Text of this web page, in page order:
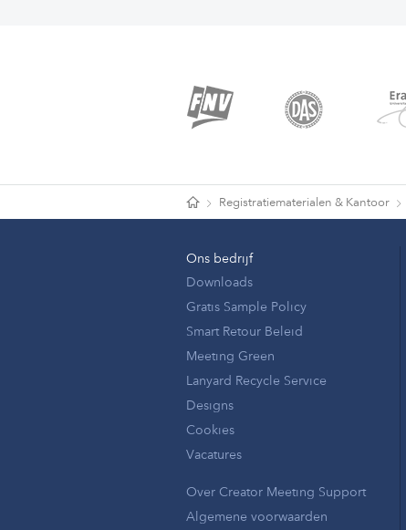
Registratiematerialen & Kantoor
Ons bedrijf
Downloads
Gratis Sample Policy
Smart Retour Beleid
Meeting Green
Lanyard Recycle Service
Designs
Cookies
Vacatures
Over Creator Meeting Support
Algemene voorwaarden